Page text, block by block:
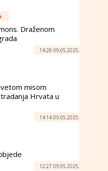
Draženom
14:28 09.05.2025.
misom
Hrvata u
14:14 09.05.2025.
12:27 09.05.2025.